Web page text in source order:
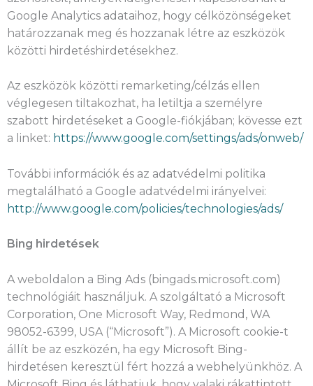
Google Analytics adataihoz, hogy célközönségeket
határozzanak meg és hozzanak létre az eszközök
közötti hirdetéshirdetésekhez.
Az eszközök közötti remarketing/célzás ellen
véglegesen tiltakozhat, ha letiltja a személyre
szabott hirdetéseket a Google-fiókjában; kövesse ezt
a linket: https://www.google.com/settings/ads/onweb/
További információk és az adatvédelmi politika
megtalálható a Google adatvédelmi irányelvei:
http://www.google.com/policies/technologies/ads/
Bing hirdetések
A weboldalon a Bing Ads (bingads.microsoft.com)
technológiáit használjuk. A szolgáltató a Microsoft
Corporation, One Microsoft Way, Redmond, WA
98052-6399, USA (“Microsoft”). A Microsoft cookie-t
állít be az eszközén, ha egy Microsoft Bing-
hirdetésen keresztül fért hozzá a webhelyünkhöz. A